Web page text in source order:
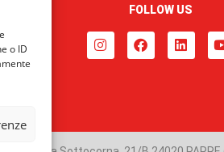
o ID
FOLLOW US